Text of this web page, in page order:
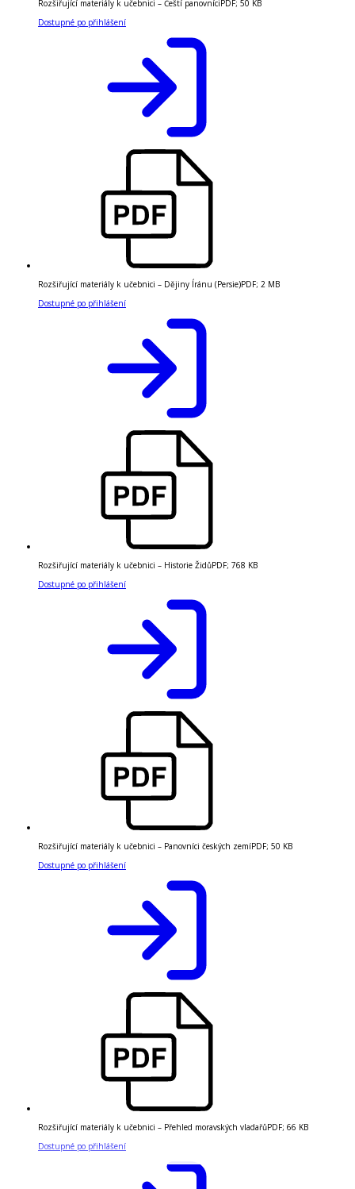
Rozšiřující materiály k učebnici – Čeští panovníciPDF; 50 KB
Dostupné po přihlášení
Rozšiřující materiály k učebnici – Dějiny Íránu (Persie)PDF; 2 MB
Dostupné po přihlášení
Rozšiřující materiály k učebnici – Historie ŽidůPDF; 768 KB
Dostupné po přihlášení
Rozšiřující materiály k učebnici – Panovníci českých zemíPDF; 50 KB
Dostupné po přihlášení
Rozšiřující materiály k učebnici – Přehled moravských vladařůPDF; 66 KB
Dostupné po přihlášení